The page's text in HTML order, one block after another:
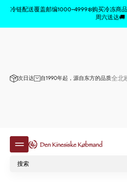
冷链配送覆盖邮编1000–4999❄️购买冷冻商
周六送达🚚
次日达 自1990年起，源自东方的品质全北
商品已从购物车中删